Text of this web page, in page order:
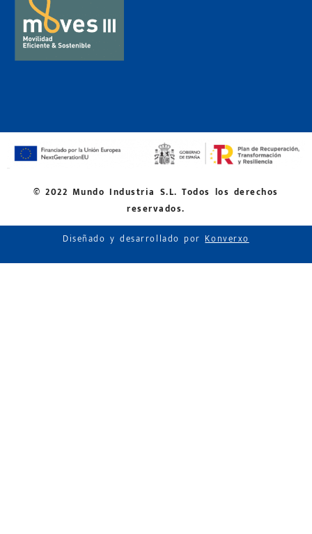
© 2022 Mundo Industria S.L. Todos los derechos
reservados.
Diseñado y desarrollado porKonverxo